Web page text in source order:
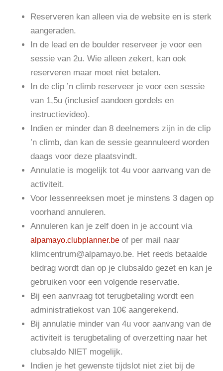
Reserveren kan alleen via de website en is sterk
aangeraden.
In de lead en de boulder reserveer je voor een
sessie van 2u. Wie alleen zekert, kan ook
reserveren maar moet niet betalen.
In de clip ’n climb reserveer je voor een sessie
van 1,5u (inclusief aandoen gordels en
instructievideo).
Indien er minder dan 8 deelnemers zijn in de clip
’n climb, dan kan de sessie geannuleerd worden
daags voor deze plaatsvindt.
Annulatie is mogelijk tot 4u voor aanvang van de
activiteit.
Voor lessenreeksen moet je minstens 3 dagen op
voorhand annuleren.
Annuleren kan je zelf doen in je account via
alpamayo.clubplanner.be of per mail naar
klimcentrum@alpamayo.be. Het reeds betaalde
bedrag wordt dan op je clubsaldo gezet en kan je
gebruiken voor een volgende reservatie.
Bij een aanvraag tot terugbetaling wordt een
administratiekost van 10€ aangerekend.
Bij annulatie minder van 4u voor aanvang van de
activiteit is terugbetaling of overzetting naar het
clubsaldo NIET mogelijk.
Indien je het gewenste tijdslot niet ziet bij de